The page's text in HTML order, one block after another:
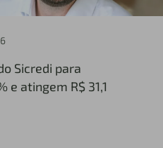
Sicredi para
e atingem R$ 31,1